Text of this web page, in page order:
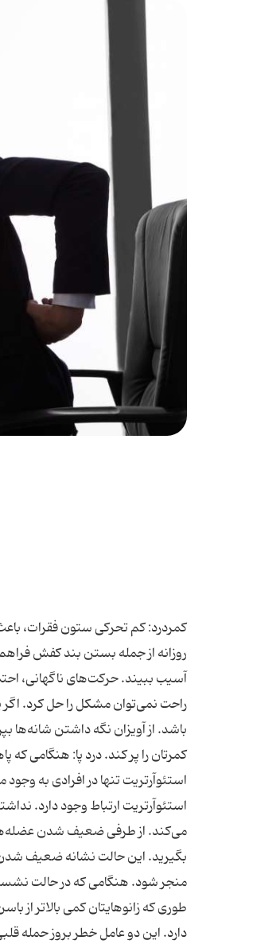
کمردرد: کم تحرکی ستون فقرات،
روزانه از جمله بستن بند کفش
آسیب ببیند. حرکت‌های ناگهانی،
راحت نمی‌توان مشکل را حل کرد.
باشد. از آویزان نگه داشتن شانه‌ها
کمرتان را پر کند. درد پا: هنگامی
استئوآرتریت تنها در افرادی به
استئوآرتریت ارتباط وجود دارد.
می‌کند. از طرفی ضعیف شدن
بگیرید. این حالت نشانه ضعیف
منجر شود. هنگامی که در حالت
طوری که زانوهایتان کمی بالاتر
دارد. این دو عامل خطر بروز حمله